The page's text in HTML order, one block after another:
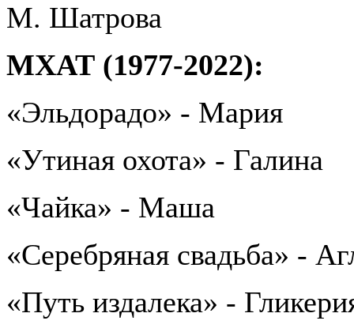
М. Шатрова
МХАТ (1977-2022):
«Эльдорадо» - Мария
«Утиная охота» - Галина
«Чайка» - Маша
«Серебряная свадьба» -
«Путь издалека» -